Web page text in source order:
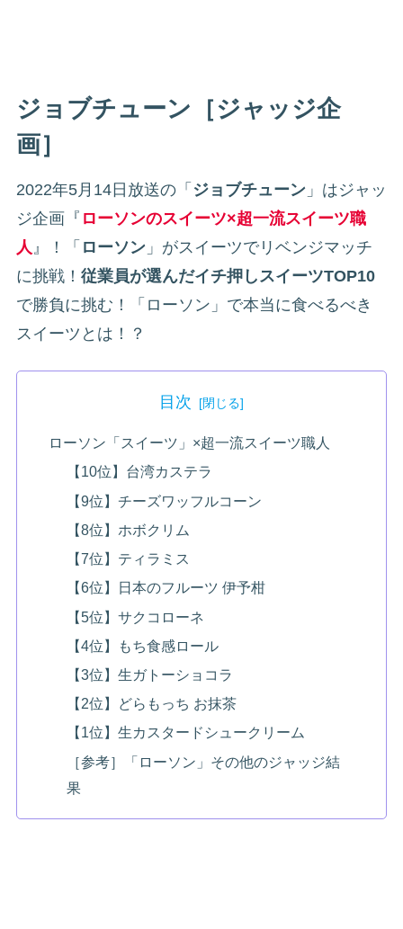
ジョブチューン［ジャッジ企
画］
2022年5月14日放送の「 ジョブチューン 」はジャッ
ジ企画『 ローソンのスイーツ×超一流スイーツ職
人 』！「 ローソン 」がスイーツでリベンジマッチ
に挑戦！ 従業員が選んだイチ押しスイーツTOP10
で勝負に挑む！「ローソン」で本当に食べるべき
スイーツとは！？
目次
ローソン「スイーツ」×超一流スイーツ職人
【10位】台湾カステラ
【9位】チーズワッフルコーン
【8位】ホボクリム
【7位】ティラミス
【6位】日本のフルーツ 伊予柑
【5位】サクコローネ
【4位】もち食感ロール
【3位】生ガトーショコラ
【2位】どらもっち お抹茶
【1位】生カスタードシュークリーム
［参考］「ローソン」その他のジャッジ結
果